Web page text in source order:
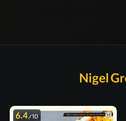
6.4/10